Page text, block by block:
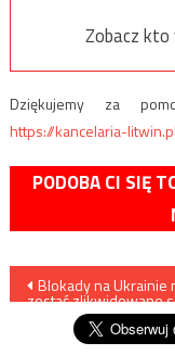
Zobacz kto
Dziękujemy za
https://kancelaria-litwin.pl
PODOBA CI SIĘ
Nawigacja
wpisu
Blokady na Ukrainie
zostać zlikwidowane